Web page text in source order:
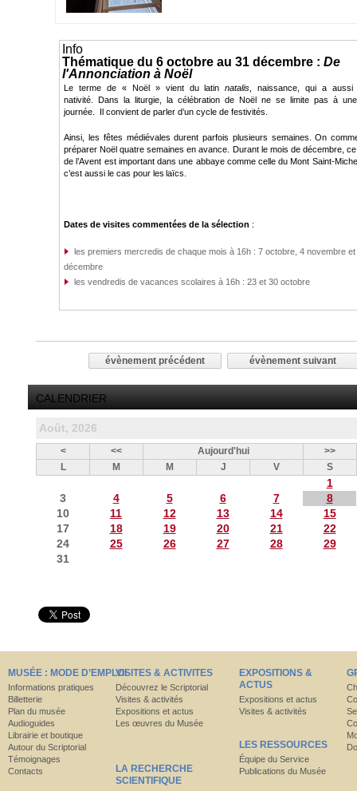
Info
Thématique du 6 octobre au 31 décembre :De
l'Annonciation à Noël
Le terme de « Noël » vient du latinnatalis , naissance, qui a aussi
nativité. Dans la liturgie, la célébration de Noël ne se limite pas à
journée. Il convient de parler d’un cycle de festivités.
Ainsi, les fêtes médiévales durent parfois plusieurs semaines. On
préparer Noël quatre semaines en avance. Durant le mois de décembre,
de l’Avent est important dans une abbaye comme celle du Mont Saint-
c’est aussi le cas pour les laïcs.
Dates de visites commentées de la sélection :
les premiers mercredis de chaque mois à 16h : 7 octobre, 4 novembre et
décembre
les vendredis de vacances scolaires à 16h : 23 et 30 octobre
évènement précédent évènement suivant
CALENDRIER
Août, 2026
< << Aujourd'hui
>>
L
M M J V S
1
3
4 5 6 7
8
10
11 12 13 14
15
17
18 19 20 21
22
24
25 26 27 28
29
31
MUSÉE : MODE D’EMPLOI
Informations pratiques
Billetterie
Plan du musée
Audioguides
Librairie et boutique
Autour du Scriptorial
Témoignages
Contacts
VISITES & ACTIVITES
Découvrez le Scriptorial
Visites & activités
Expositions et actus
Les œuvres du Musée
LA RECHERCHE
SCIENTIFIQUE
EXPOSITIONS &
ACTUS
Expositions et actus
Visites & activités
LES RESSOURCES
Équipe du Service
Publications du Musée